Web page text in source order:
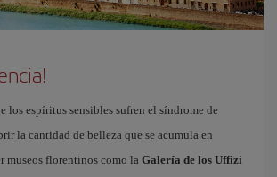
los espíritus sensibles sufren el síndrome de
la cantidad de belleza que se acumula en
museos florentinos como la Galería de los Uffizi